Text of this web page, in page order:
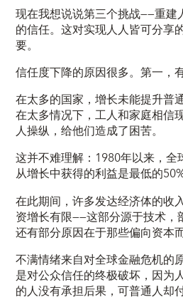
现在我想说说第三个挑战——重建
的信任。这对实现人人皆可分享
要。
信任度下降的原因很多。第一，
在太多的国家，增长未能提升普
在太多情况下，工人和家庭相信
人操纵，给他们造成了困苦。
这并不难理解：1980年以来，
从增长中获得的利益是最低的
在此期间，许多发达经济体的收
资增长有限——这部分源于技术，
还有部分原因在于那些偏向资本
不满情绪来自对全球金融危机的
是对公众信任的终极破坏，因为
的人没有承担后果，可普通人却